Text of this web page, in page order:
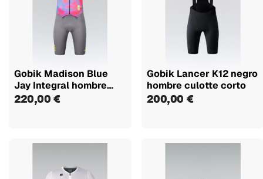
Gobik Madison Blue
Jay Integral hombre
mono aero
220,00 €
Gobik Lancer K12 negro
hombre culotte corto
200,00 €